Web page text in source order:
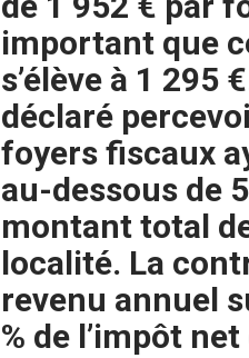
important que
s’élève à 1 295
déclaré
foyers fiscaux
au-dessous de
montant total
localité. La
revenu annuel
% de l’impôt